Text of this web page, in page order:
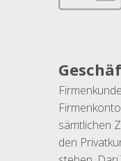
sämtlichen
den